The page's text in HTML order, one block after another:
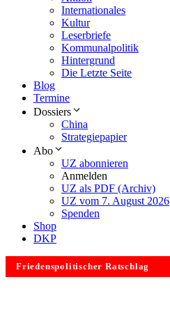
Internationales
Kultur
Leserbriefe
Kommunalpolitik
Hintergrund
Die Letzte Seite
Blog
Termine
Dossiers
China
Strategiepapier
Abo
UZ abonnieren
Anmelden
UZ als PDF (Archiv)
UZ vom 7. August 2026
Spenden
Shop
DKP
Friedenspolitischer Ratschlag